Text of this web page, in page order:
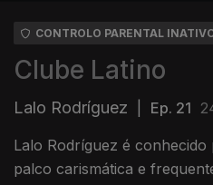
CONTROLO PARENTAL
Clube Latino
Lalo Rodríguez Ep. 21
Lalo Rodríguez é
palco carismática e